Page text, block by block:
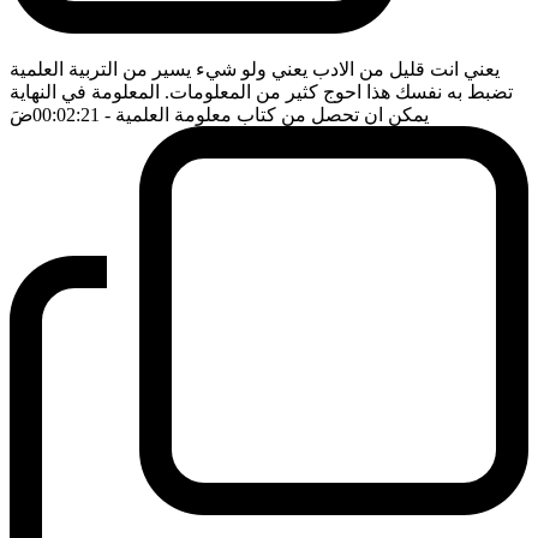
يعني انت قليل من الادب يعني ولو شيء يسير من التربية العلمية
تضبط به نفسك هذا احوج كثير من المعلومات. المعلومة في النهاية
يمكن ان تحصل من كتاب معلومة العلمية - 00:02:21 ضَ